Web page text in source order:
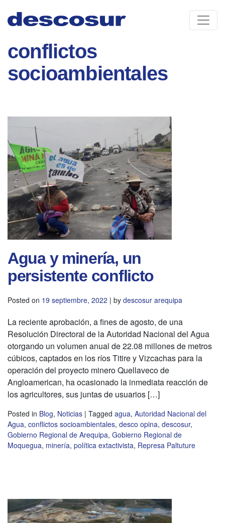
content
conflictos
socioambientales
Agua y minería, un
persistente conflicto
Posted on 19 septiembre, 2022 | by descosur arequipa
La reciente aprobación, a fines de agosto, de una
Resolución Directoral de la Autoridad Nacional del Agua
otorgando un volumen anual de 22.08 millones de metros
cúbicos, captados en los ríos Titire y Vizcachas para la
operación del proyecto minero Quellaveco de
Angloamerican, ha ocasionado la inmediata reacción de
los agricultores, sus juntas de usuarios […]
Posted in Blog, Noticias | Tagged agua, Autoridad Nacional del
Agua, conflictos socioambientales, desco opina, descosur,
Gobierno Regional de Arequipa, Gobierno Regional de
Moquegua, minería, política extactivista, Represa Paltuture